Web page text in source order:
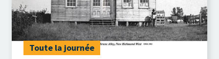
Toute la journée